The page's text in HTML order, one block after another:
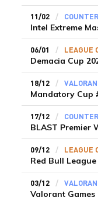
11/02
Intel Extreme
06/01 LEAGUE
Demacia Cup
18/12
Mandatory Cup
17/12
BLAST Premier
09/12 LEAGUE
Red Bull
03/12
Valorant